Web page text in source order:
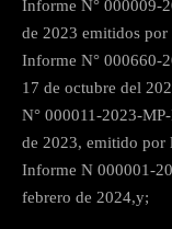
Informe N° 000009-
de 2023 emitidos
Informe N° 000660-
17 de octubre del
N° 000011-2023-
de 2023, emitido por
Informe N 000001-
febrero de 2024,y;